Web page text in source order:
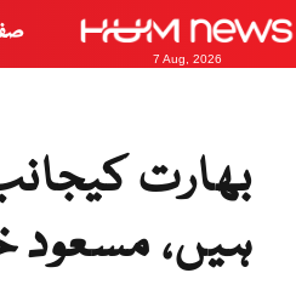
7 Aug, 2026
بھارت
ہیں، مسعود